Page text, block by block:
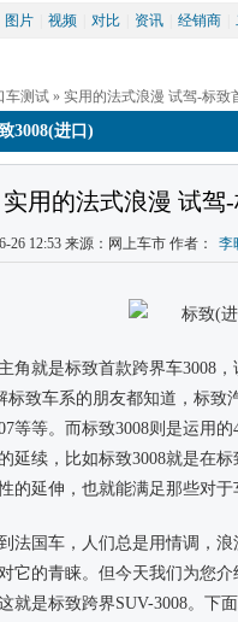
图片 视频 对比 资讯 经销商
车测试 » 实用的法式浪漫 试驾-标致
3008(进口)
实用的法式浪漫 试驾
26 12:53 来源：网上车市 作者： 李
角就是标致首款跨界车3008
标致车系的朋友都知道，标
等等。而标致3008则是运用
延续，比如标致3008就是在
的延伸，也就能满足那些对于
法国车，人们总是用情调，
它的青睐。但今天我们为您
就是标致跨界SUV-3008。下